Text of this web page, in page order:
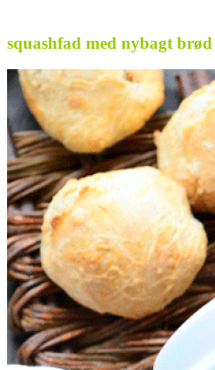
squashfad med nybagt brød